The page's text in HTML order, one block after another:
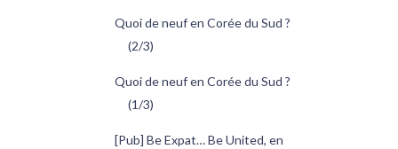
Quoi de neuf en Corée du Sud ?
(2/3)
Quoi de neuf en Corée du Sud ?
(1/3)
[Pub] Be Expat… Be United, en